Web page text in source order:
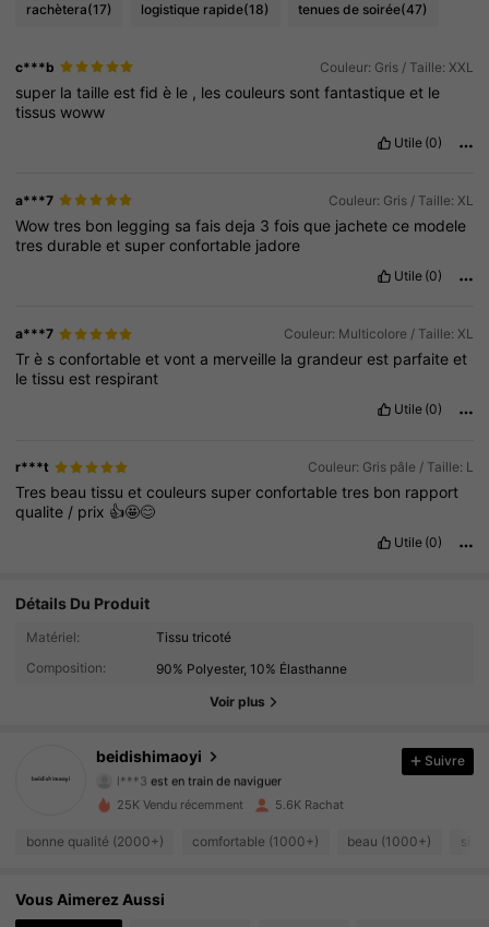
rachètera(17) logistique rapide(18) tenues de soirée(47)
c***b Couleur: Gris / Taille: XXL
super latailleestfidè le , lescouleurs sontfantastiqueet le
tissuswoww
Utile (0)
a***7 Couleur: Gris / Taille: XL
Wowtres bon legging safaisdeja 3foisque jachetece modele
tresdurableet superconfortable jadore
Utile (0)
a***7 Couleur: Multicolore / Taille: XL
Trè sconfortableetvont a merveille lagrandeurest parfaiteet
letissuest respirant
Utile (0)
r***t Couleur: Gris pâle / Taille: L
Tres beautissuetcouleurs superconfortabletres bon rapport
qualite / prix 👍🤩😊
Utile (0)
Détails Du Produit
Matériel:
Tissu tricoté
Composition:
90% Polyester, 10% Élasthanne
Voir plus
beidishimaoyi
2.2K Suiveurs
2.2K Suiveurs
l***3 est en train de naviguer
4.93
4.93 2.2K Suiveurs
4.93 2.2K Suiveurs
Suivre
25K Vendu récemment 5.6K Rachat
bonne qualité (2000+) comfortable (1000+) beau (1000+) si
Vous Aimerez Aussi